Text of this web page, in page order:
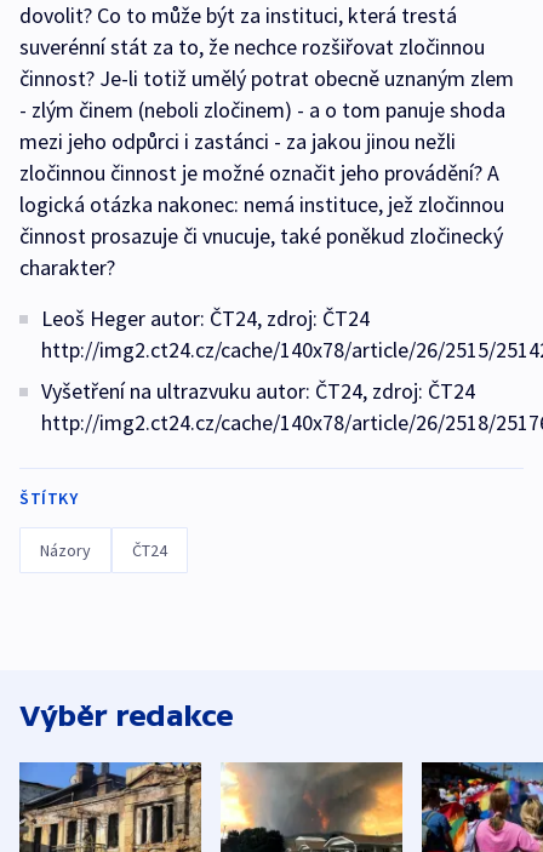
dovolit? Co to může být za instituci, která trestá
suverénní stát za to, že nechce rozšiřovat zločinnou
činnost? Je-li totiž umělý potrat obecně uznaným zlem
- zlým činem (neboli zločinem) - a o tom panuje shoda
mezi jeho odpůrci i zastánci - za jakou jinou nežli
zločinnou činnost je možné označit jeho provádění? A
logická otázka nakonec: nemá instituce, jež zločinnou
činnost prosazuje či vnucuje, také poněkud zločinecký
charakter?
Leoš Heger autor: ČT24, zdroj: ČT24
http://img2.ct24.cz/cache/140x78/article/26/2515/
Vyšetření na ultrazvuku autor: ČT24, zdroj: ČT24
http://img2.ct24.cz/cache/140x78/article/26/2518/
ŠTÍTKY
Názory ČT24
Výběr redakce